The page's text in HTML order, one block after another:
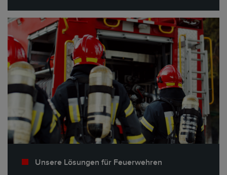
Unsere Lösungen für Feuerwehren